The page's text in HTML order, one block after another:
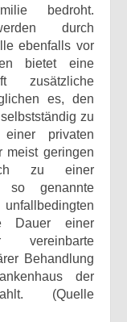
bedroht.
durch
ebenfalls vor
bietet eine
zusätzliche
es, den
zu
einer privaten
meist geringen
zu einer
so genannte
Dauer einer
vereinbarte
Behandlung
der
(Quelle